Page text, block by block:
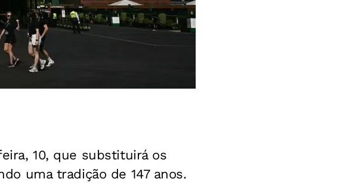
10, que substituirá os
uma tradição de 147 anos.